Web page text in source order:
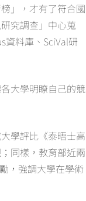
」，才有了符合國
究調查」中心蒐
資料庫、SciVal研
大學明瞭自己的競
學評比《泰晤士高
同樣，教育部近兩
，強調大學在學術